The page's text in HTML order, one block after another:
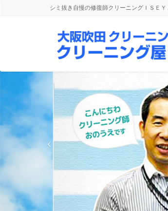
シミ抜き自慢の修復師クリーニングＩＳＥ